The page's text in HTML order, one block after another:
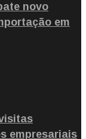
novo
em
empresariais